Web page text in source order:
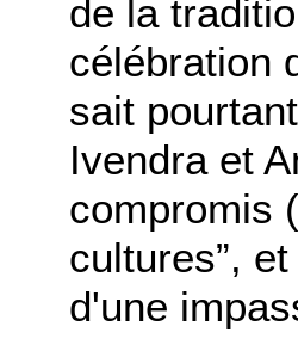
de la
célébration
sait
Ivendra et
compromis
cultures”,
d'une